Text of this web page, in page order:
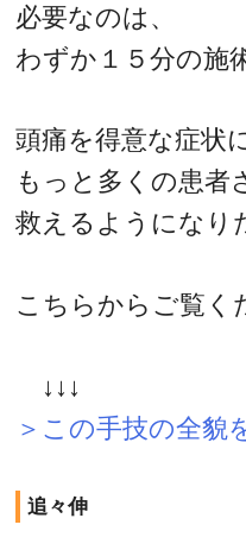
必要なのは、
わずか１５分の施
頭痛を得意な症状
もっと多くの患者
救えるようになり
こちらからご覧く
↓↓↓
＞この手技の全貌
追々伸